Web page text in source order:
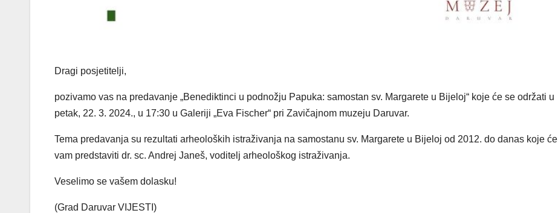
Dragi posjetitelji,
pozivamo vas na predavanje „Benediktinci u podnožju Papuka: samostan sv. Margarete u Bijeloj“ koje će se održati u
petak, 22. 3. 2024., u 17:30 u Galeriji „Eva Fischer“ pri Zavičajnom muzeju Daruvar.
Tema predavanja su rezultati arheoloških istraživanja na samostanu sv. Margarete u Bijeloj od 2012. do danas koje će
vam predstaviti dr. sc. Andrej Janeš, voditelj arheološkog istraživanja.
Veselimo se vašem dolasku!
(Grad Daruvar VIJESTI)